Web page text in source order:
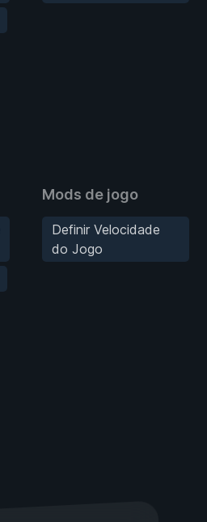
Mods de jogo
Definir Velocidade
do Jogo